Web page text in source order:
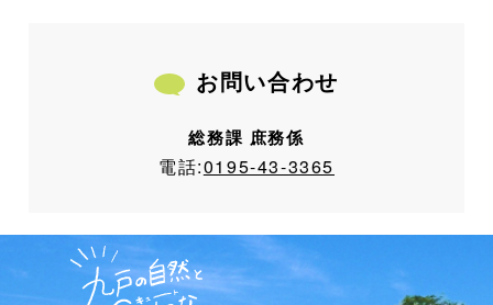
お問い合わせ
総務課 庶務係
電話:0195-43-3365